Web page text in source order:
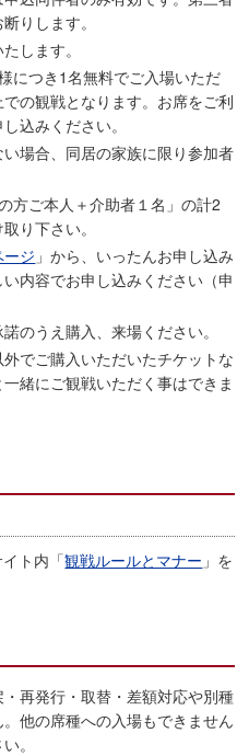
りします。
します。
につき1名無料でご入場いただ
の観戦となります。お席をご利
込みください。
場合、同居の家族に限り参加者
方ご本人＋介助者１名」の計2
り下さい。
ージ 」から、いったんお申し込み
内容でお申し込みください（申
のうえ購入、来場ください。
でご購入いただいたチケットな
緒にご観戦いただく事はできま
ト内「観戦ルールとマナー 」を
再発行・取替・差額対応や別種
他の席種への入場もできません
。